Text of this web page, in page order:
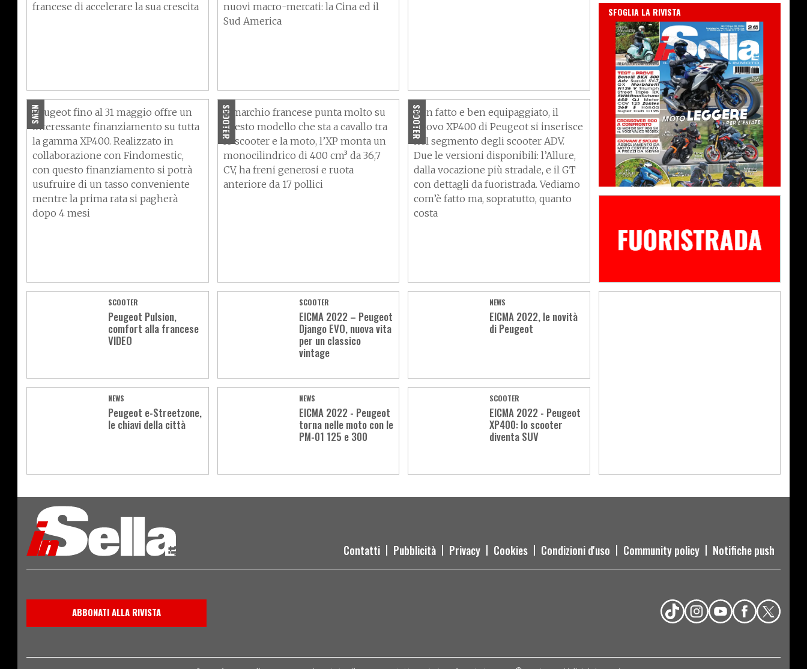
francese di accelerare la sua crescita
nuovi macro-mercati: la Cina ed il
Sud America
IN EDICOLA
SFOGLIA LA RIVISTA
NEWS
dopo
Peugeot fino al 31 maggio offre un
interessante finanziamento su tutta
la gamma XP400. Realizzato in
collaborazione con Findomestic,
con questo finanziamento si potrà
usufruire di un tasso conveniente
mentre la prima rata si pagherà
dopo 4 mesi
SCOOTER
ruote
Il marchio francese punta molto su
questo modello che sta a cavallo tra
lo scooter e la moto, l’XP monta un
monocilindrico di 400 cm³ da 36,7
CV, ha freni generosi e ruota
anteriore da 17 pollici
SCOOTER
disponibilità
Ben fatto e ben equipaggiato, il
nuovo XP400 di Peugeot si inserisce
nel segmento degli scooter ADV.
Due le versioni disponibili: l’Allure,
dalla vocazione più stradale, e il GT
con dettagli da fuoristrada. Vediamo
com’è fatto ma, sopratutto, quanto
costa
SCOOTER
Peugeot Pulsion,
comfort alla francese
VIDEO
SCOOTER
EICMA 2022 – Peugeot
Django EVO, nuova vita
per un classico
vintage
NEWS
EICMA 2022, le novità
di Peugeot
NEWS
Peugeot e-Streetzone,
le chiavi della città
NEWS
EICMA 2022 - Peugeot
torna nelle moto con le
PM-01 125 e 300
SCOOTER
EICMA 2022 - Peugeot
XP400: lo scooter
diventa SUV
More
Contatti Pubblicità Privacy Cookies Condizioni d'uso Community policy Notifiche push
ABBONATI ALLA RIVISTA